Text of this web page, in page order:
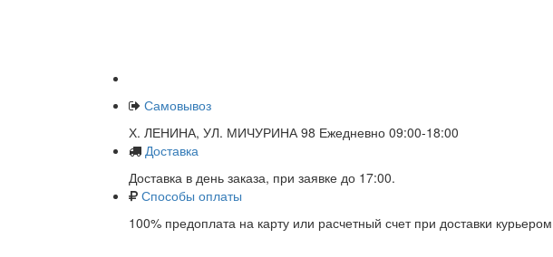
Самовывоз
Х. ЛЕНИНА, УЛ. МИЧУРИНА 98 Ежедневно 09:00-18:00
Доставка
Доставка в день заказа, при заявке до 17:00.
Способы оплаты
100% предоплата на карту или расчетный счет при доставки